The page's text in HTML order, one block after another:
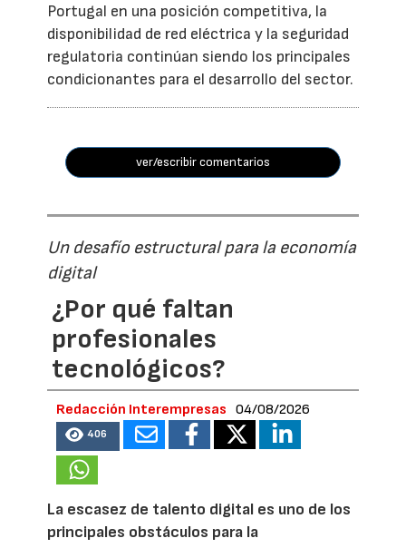
Portugal en una posición competitiva, la
disponibilidad de red eléctrica y la seguridad
regulatoria continúan siendo los principales
condicionantes para el desarrollo del sector.
ver/escribir comentarios
Un desafío estructural para la economía
digital
¿Por qué faltan
profesionales
tecnológicos?
Redacción Interempresas 04/08/2026
406
La escasez de talento digital es uno de los
principales obstáculos para la